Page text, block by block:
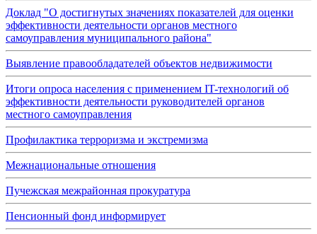
Доклад "О достигнутых значениях показателей для оценки
эффективности деятельности органов местного
самоуправления муниципального района"
Выявление правообладателей объектов недвижимости
Итоги опроса населения с применением IT-технологий об
эффективности деятельности руководителей органов
местного самоуправления
Профилактика терроризма и экстремизма
Межнациональные отношения
Пучежская межрайонная прокуратура
Пенсионный фонд информирует